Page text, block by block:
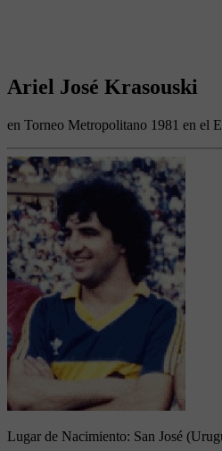
Ariel José Krasouski
en Torneo Metropolitano 1981 en el
Lugar de Nacimiento: San José